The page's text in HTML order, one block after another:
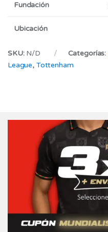
Fundación
Ubicación
SKU: N/D Categorías:
League, Tottenham